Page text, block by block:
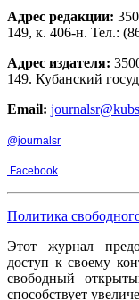
Адрес редакции:
149, к. 406-н. Тел.:
Адрес издателя:
149. Кубанский
Email:
@journalsr
Facebook
Политика
Этот журнал
доступ к своему
свободный
способствует